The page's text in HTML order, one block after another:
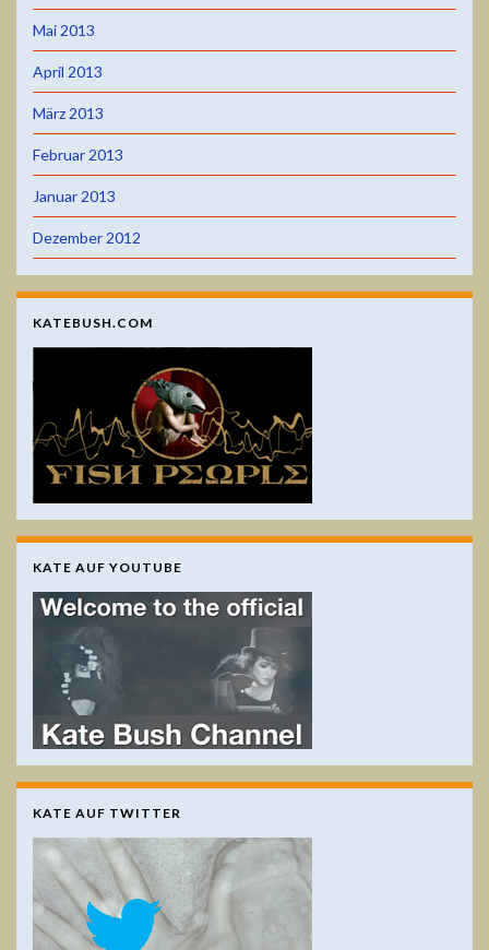
Mai 2013
April 2013
März 2013
Februar 2013
Januar 2013
Dezember 2012
KATEBUSH.COM
KATE AUF YOUTUBE
KATE AUF TWITTER